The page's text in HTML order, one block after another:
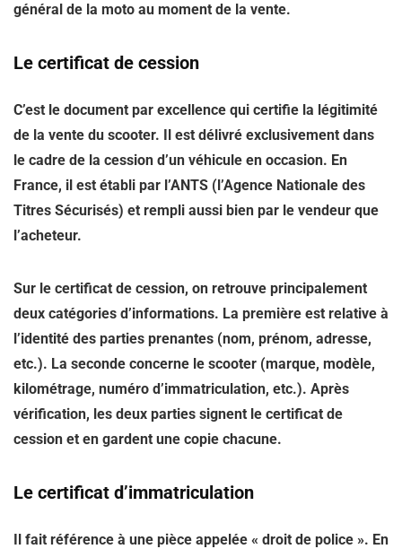
général de la moto au moment de la vente.
Le certificat de cession
C’est le document par excellence qui certifie la légitimité
de la vente du scooter. Il est délivré exclusivement dans
le cadre de la cession d’un véhicule en occasion. En
France, il est établi par l’ANTS (l’Agence Nationale des
Titres Sécurisés) et rempli aussi bien par le vendeur que
l’acheteur.
Sur le certificat de cession, on retrouve principalement
deux catégories d’informations. La première est relative à
l’identité des parties prenantes (nom, prénom, adresse,
etc.). La seconde concerne le scooter (marque, modèle,
kilométrage, numéro d’immatriculation, etc.). Après
vérification, les deux parties signent le certificat de
cession et en gardent une copie chacune.
Le certificat d’immatriculation
Il fait référence à une pièce appelée « droit de police ». En